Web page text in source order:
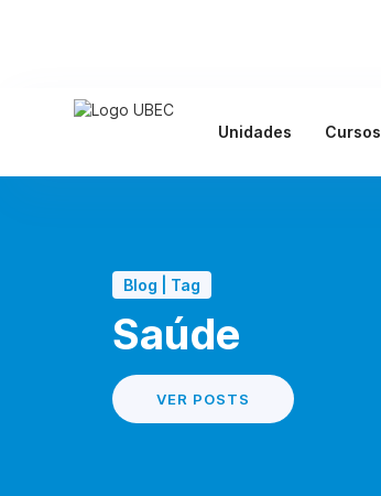
Unidades Cursos
Blog | Tag
Saúde
VER POSTS